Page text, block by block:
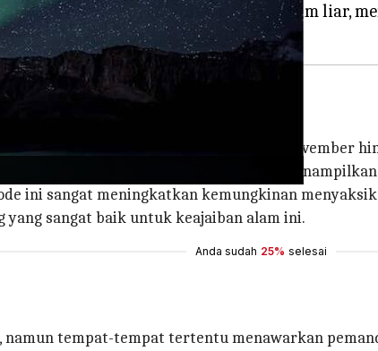
budaya Pribumi dan petualangan alam liar,
cahaya utara
Yellowknife berkisar dari pertengahan November
dan gelap, ideal bagi aurora untuk
ini sangat meningkatkan kemungkinan
sangat baik untuk keajaiban alam ini.
Anda sudah 25% selesai
tempat-tempat tertentu menawarkan